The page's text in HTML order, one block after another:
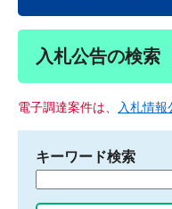
入札公告の検索
電子調達案件は、 入札情報
キーワード検索